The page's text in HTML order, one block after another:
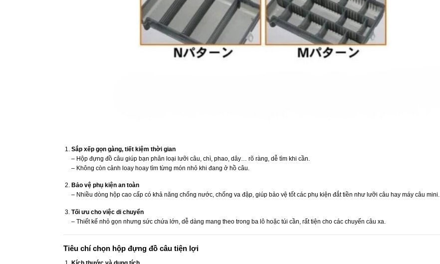
Sắp xếp gọn gàng, tiết kiệm thời gian
– Hộp đựng đồ câu giúp bạn phân loại lưỡi câu, chì, phao, dây… rõ ràng, dễ tìm khi cần.
– Không còn cảnh loay hoay tìm từng món nhỏ khi đang ở hồ câu.
Bảo vệ phụ kiện an toàn
– Nhiều dòng hộp cao cấp có khả năng chống nước, chống va đập, giúp bảo vệ tốt các phụ kiện đắt tiền như lưỡi câu hay máy câu mini.
Tối ưu cho việc di chuyển
– Thiết kế nhỏ gọn nhưng sức chứa lớn, dễ dàng mang theo trong ba lô hoặc túi cần, rất tiện cho các chuyến câu xa.
Tiêu chí chọn hộp đựng đồ câu tiện lợi